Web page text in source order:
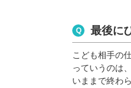
最後に
こども相手の
っていうのは
いままで終わ